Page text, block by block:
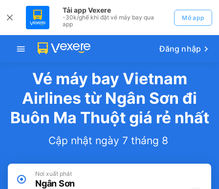
Tải app Vexere
-30k/ghế khi đặt vé máy bay qua
app
Mở app
Đăng nhập
Vé máy bay Vietnam
Airlines từ Ngân Sơn đi
Buôn Ma Thuột giá rẻ nhất
Cập nhật ngày 7 tháng 8
Nơi xuất phát
Ngân Sơn